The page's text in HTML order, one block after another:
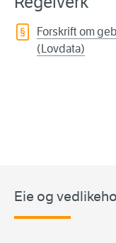
Forskrift om
(Lovdata)
Eie og